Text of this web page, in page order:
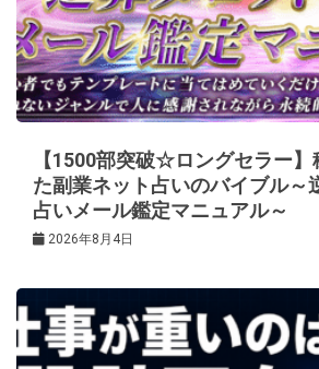
【1500部突破☆ロングセラー】
た副業ネット占いのバイブル～
占いメール鑑定マニュアル～
2026年8月4日